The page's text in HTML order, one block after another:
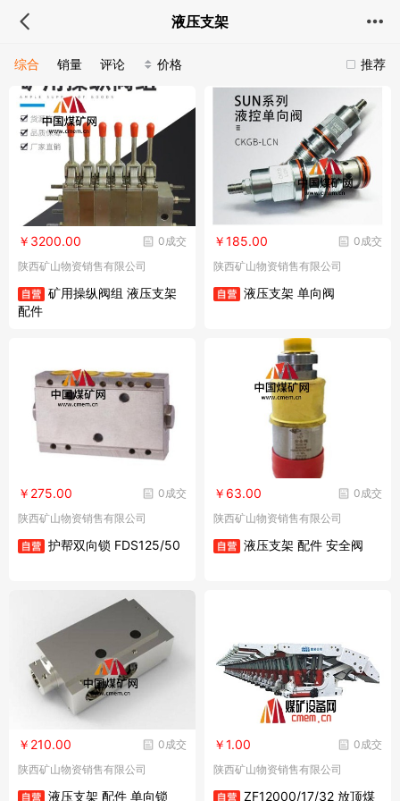
液压支架
推荐
综合 销量 评论 价格
0成交
￥3200.00
陕西矿山物资销售有限公司
矿用操纵阀组 液压支架
配件
0成交
￥185.00
陕西矿山物资销售有限公司
液压支架 单向阀
0成交
￥275.00
陕西矿山物资销售有限公司
护帮双向锁 FDS125/50
0成交
￥63.00
陕西矿山物资销售有限公司
液压支架 配件 安全阀
0成交
￥210.00
陕西矿山物资销售有限公司
液压支架 配件 单向锁
0成交
￥1.00
陕西矿山物资销售有限公司
ZF12000/17/32 放顶煤